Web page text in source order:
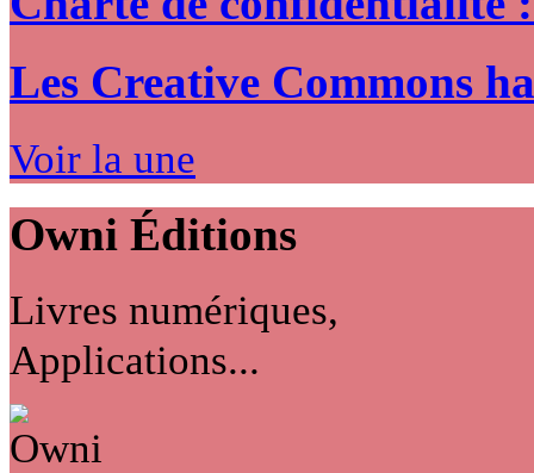
Les Creative Commons
Voir la une
Owni Éditions
Livres numériques,
Applications...